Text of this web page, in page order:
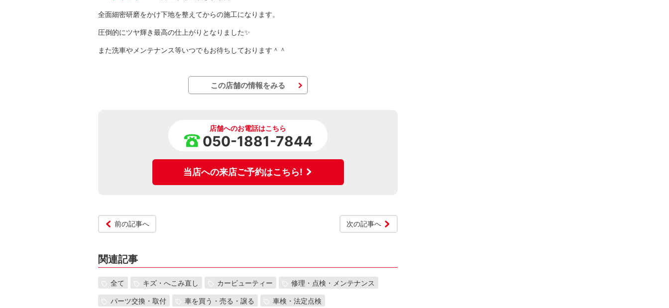
全面細密研磨をかけ下地を整えてからの施工になります。
圧倒的にツヤ輝き最高の仕上がりとなりました✨
また洗車やメンテナンス等いつでもお待ちしております＾＾
この店舗の情報をみる
店舗へのお電話はこちら
050-1881-7844
当店への来店ご予約はこちら!
前の記事へ 次の記事へ
関連記事
全て キズ・へこみ直し カービューティー 修理・点検・メンテナンス
パーツ交換・取付 車を買う・売る・譲る 車検・法定点検